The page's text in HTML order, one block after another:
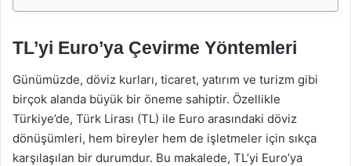
TL’yi Euro’ya Çevirme Yöntemleri
Günümüzde, döviz kurları, ticaret, yatırım ve turizm gibi
birçok alanda büyük bir öneme sahiptir. Özellikle
Türkiye’de, Türk Lirası (TL) ile Euro arasındaki döviz
dönüşümleri, hem bireyler hem de işletmeler için sıkça
karşılaşılan bir durumdur. Bu makalede, TL’yi Euro’ya